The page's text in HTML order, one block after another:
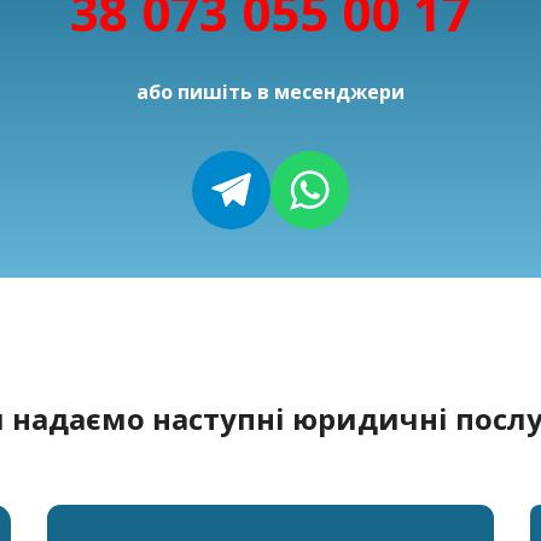
або пишіть в месенджери
наступні юридичні